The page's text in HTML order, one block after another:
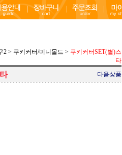
2 > 쿠키커터/미니몰드 > 쿠키커터SET(별)스
타
다음상품